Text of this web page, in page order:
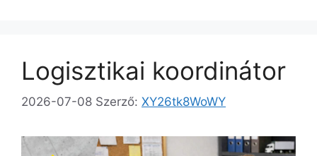
Logisztikai koordinátor
2026-07-08 Szerző: XY26tk8WoWY